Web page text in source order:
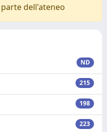
dell'ateneo
ND
215
198
223